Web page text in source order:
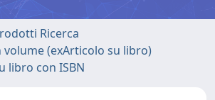
Ricerca
(exArticolo su libro)
libro con ISBN